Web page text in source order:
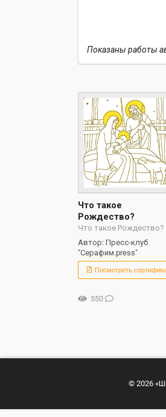
Показаны работы
Что такое
Рождество?
Что такое Рождество?
Автор: Пресс-клуб
"Серафим.press"
Посмотреть
550
© 2026